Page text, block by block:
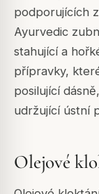
podporujících
Ayurvedic
stahující a
přípravky,
posilující
udržující ústní
Olejové